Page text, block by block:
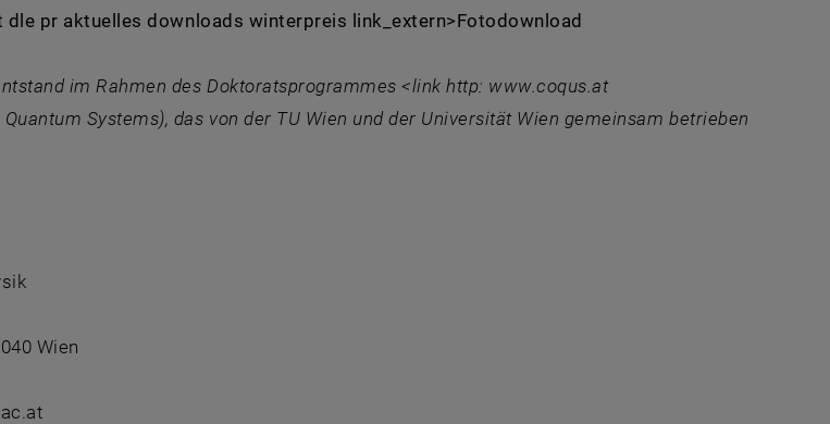
pr aktuelles downloads winterpreis link_extern>Fotodownload
im Rahmen des Doktoratsprogrammes <link http: www.coqus.at
Systems), das von der TU Wien und der Universität Wien gemeinsam betrieben
Wien